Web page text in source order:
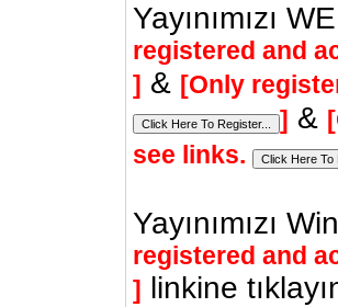
Yayınımızı
registered and
] & [Only
] &
see links.
Yayınımızı
registered and
] linkine